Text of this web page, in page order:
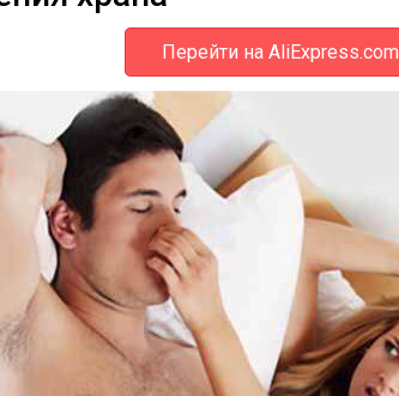
Перейти на AliExpress.com